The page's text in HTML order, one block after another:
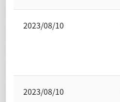
2023/08/10
2023/08/10